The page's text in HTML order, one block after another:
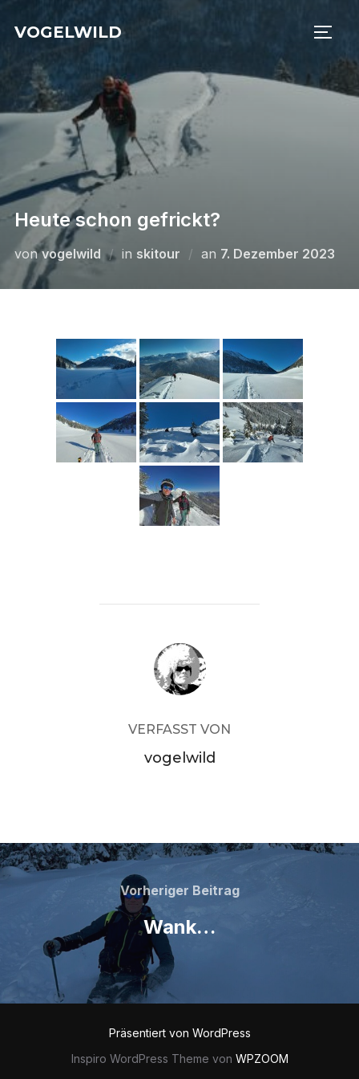
Inhalten
VOGELWILD
Heute schon gefrickt?
vonvogelwild in skitour an Veröffentlicht
7. Dezember 2023
BEITRAGSAUTOR
VERFASST VON
vogelwild
Beitragsnavigation
Vorheriger
Vorheriger Beitrag
Wank…
Präsentiert von WordPress
Inspiro WordPress Theme von WPZOOM